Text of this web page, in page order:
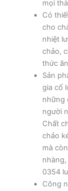
mọi
Có
cho
nhiệt
chảo,
thức ăn
Sản
gia cố
những
người
Chất
chảo
mà
0354
Công